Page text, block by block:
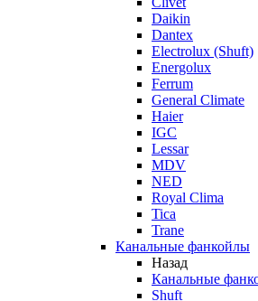
Daikin
Dantex
Electrolux (Shuft)
Energolux
Ferrum
General Climate
Haier
IGC
Lessar
MDV
NED
Royal Clima
Tica
Trane
Канальные фанкойлы
Назад
Канальные
Shuft